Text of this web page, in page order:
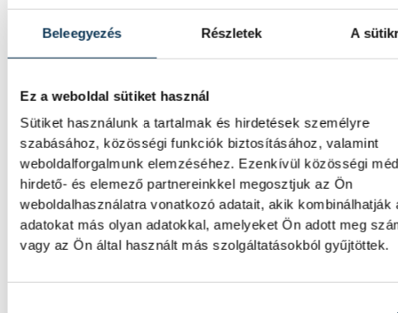
Beleegyezés Részletek A
Ez a weboldal sütiket használ
Sütiket használunk a tartalmak és hirdetések személyre
szabásához, közösségi funkciók biztosításához, valamint
weboldalforgalmunk elemzéséhez. Ezenkívül közösségi
hirdető- és elemező partnereinkkel megosztjuk az Ön
weboldalhasználatra vonatkozó adatait, akik kombinálhatják
adatokat más olyan adatokkal, amelyeket Ön adott meg
vagy az Ön által használt más szolgáltatásokból gyűjtöttek.
SPORT
Betlehem Dávid Európa-
a 3 km-es kieséses
nyíltvízi úszók 3 kilométeres kieséses